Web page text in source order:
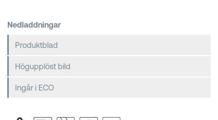
Nedladdningar
Produktblad
Högupplöst bild
Ingår i ECO